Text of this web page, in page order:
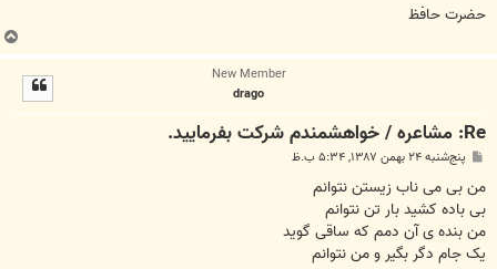
حضرت حافظ
ب
ا
New Member
drago
Re: مشاعره / خواهشمندم شرکت بفرماييد.
پ
ت
پنج‌شنبه ۲۴ بهمن ۱۳۸۷, ۵:۳۴ ب.ظ
من بی می ناب زیستن نتوانم
بی باده کشید بار تن نتوانم
من بنده ی آن دمم که ساقی گوید
یک جام دگر بگیر و من نتوانم